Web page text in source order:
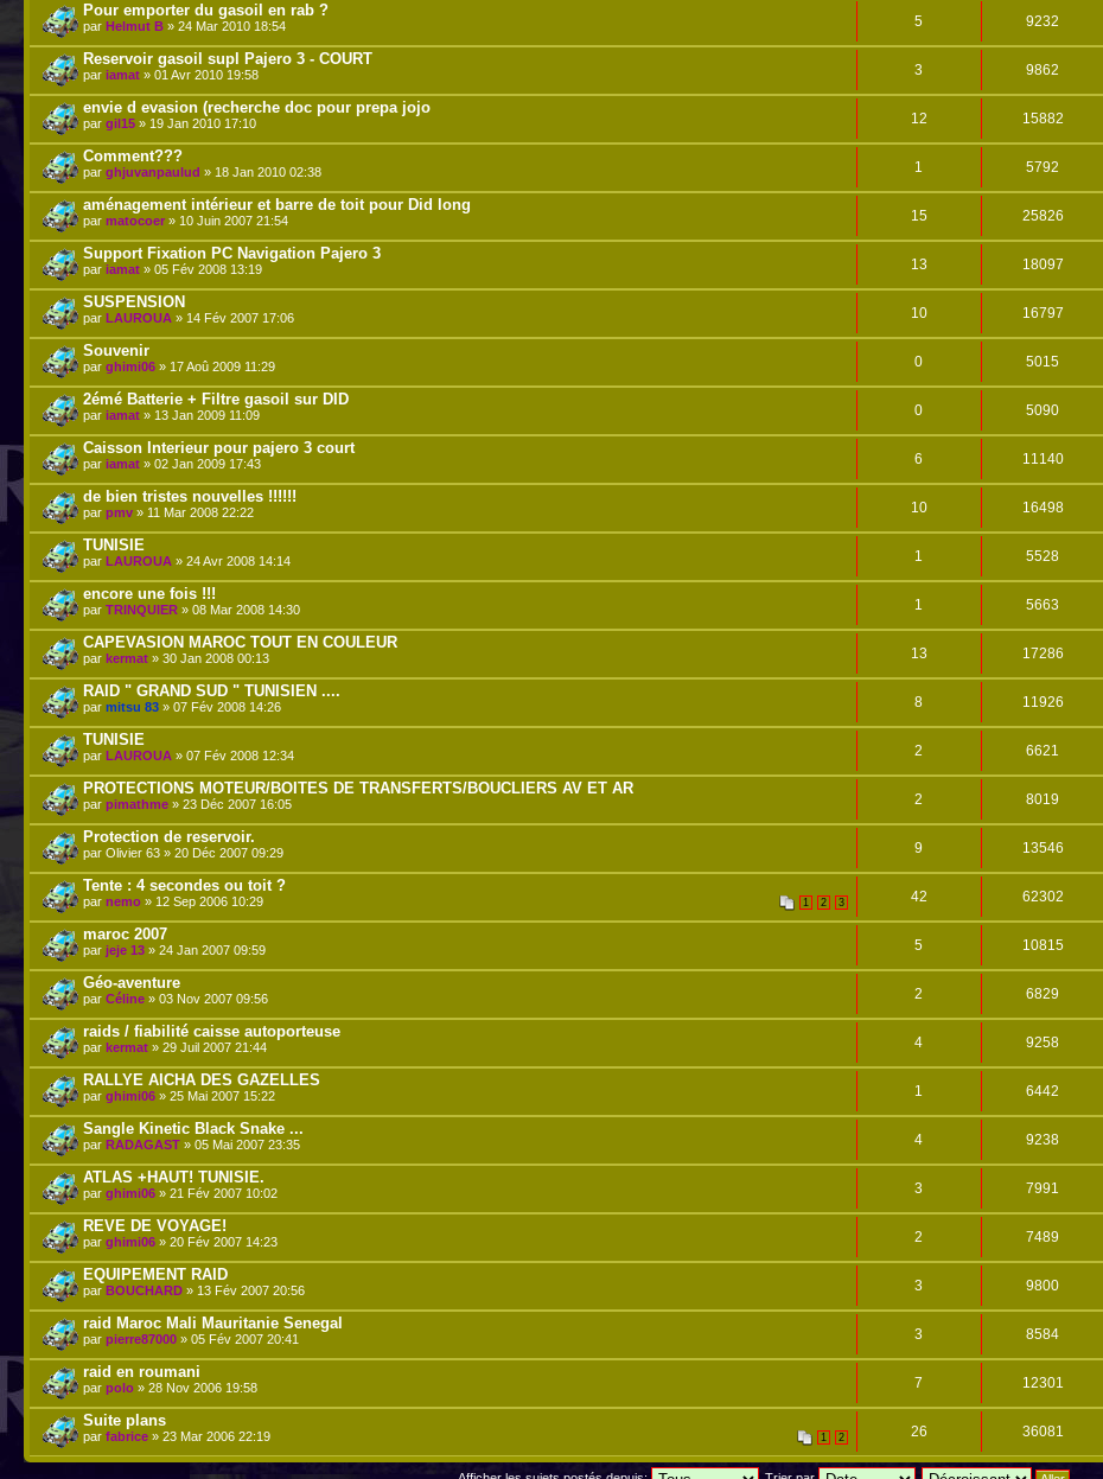
Pour emporter du gasoil en rab ?
par Helmut B » 24 Mar 2010 18:54 5 9232
Reservoir gasoil supl Pajero 3 - COURT
par iamat » 01 Avr 2010 19:58 3 9862
envie d evasion (recherche doc pour prepa jojo
par gil15 » 19 Jan 2010 17:10 12 15882
Comment???
par ghjuvanpaulud » 18 Jan 2010 02:38 1 5792
aménagement intérieur et barre de toit pour Did long
par matocoer » 10 Juin 2007 21:54 15 25826
Support Fixation PC Navigation Pajero 3
par iamat » 05 Fév 2008 13:19 13 18097
SUSPENSION
par LAUROUA » 14 Fév 2007 17:06 10 16797
Souvenir
par ghimi06 » 17 Aoû 2009 11:29 0 5015
2émé Batterie + Filtre gasoil sur DID
par iamat » 13 Jan 2009 11:09 0 5090
Caisson Interieur pour pajero 3 court
par iamat » 02 Jan 2009 17:43 6 11140
de bien tristes nouvelles !!!!!!
par pmv » 11 Mar 2008 22:22 10 16498
TUNISIE
par LAUROUA » 24 Avr 2008 14:14 1 5528
encore une fois !!!
par TRINQUIER » 08 Mar 2008 14:30 1 5663
CAPEVASION MAROC TOUT EN COULEUR
par kermat » 30 Jan 2008 00:13 13 17286
RAID " GRAND SUD " TUNISIEN ....
par mitsu 83 » 07 Fév 2008 14:26 8 11926
TUNISIE
par LAUROUA » 07 Fév 2008 12:34 2 6621
PROTECTIONS MOTEUR/BOITES DE TRANSFERTS/BOUCLIERS AV ET AR
par pimathme » 23 Déc 2007 16:05 2 8019
Protection de reservoir.
par Olivier 63 » 20 Déc 2007 09:29 9 13546
Tente : 4 secondes ou toit ?
1 2 3
par nemo » 12 Sep 2006 10:29 42 62302
maroc 2007
par jeje 13 » 24 Jan 2007 09:59 5 10815
Géo-aventure
par Céline » 03 Nov 2007 09:56 2 6829
raids / fiabilité caisse autoporteuse
par kermat » 29 Juil 2007 21:44 4 9258
RALLYE AICHA DES GAZELLES
par ghimi06 » 25 Mai 2007 15:22 1 6442
Sangle Kinetic Black Snake ...
par RADAGAST » 05 Mai 2007 23:35 4 9238
ATLAS +HAUT! TUNISIE.
par ghimi06 » 21 Fév 2007 10:02 3 7991
REVE DE VOYAGE!
par ghimi06 » 20 Fév 2007 14:23 2 7489
EQUIPEMENT RAID
par BOUCHARD » 13 Fév 2007 20:56 3 9800
raid Maroc Mali Mauritanie Senegal
par pierre87000 » 05 Fév 2007 20:41 3 8584
raid en roumani
par polo » 28 Nov 2006 19:58 7 12301
Suite plans
1 2
par fabrice » 23 Mar 2006 22:19 26 36081